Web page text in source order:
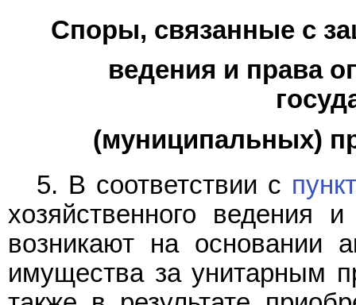
Споры, связанные с
ведения и права
(муниципальных)
5. В соответствии с
хозяйственного ведения
возникают на основании
имущества за унитарным